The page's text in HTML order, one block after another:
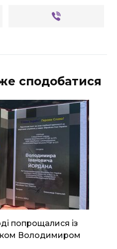
сподобатися
попрощалися із
Володимиром